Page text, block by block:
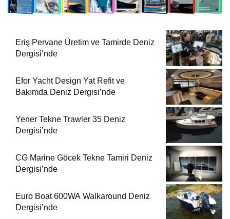
Eriş Pervane Üretim ve Tamirde Deniz
Dergisi’nde
Efor Yacht Design Yat Refit ve
Bakımda Deniz Dergisi’nde
Yener Tekne Trawler 35 Deniz
Dergisi’nde
CG Marine Göcek Tekne Tamiri Deniz
Dergisi’nde
Euro Boat 600WA Walkaround Deniz
Dergisi’nde